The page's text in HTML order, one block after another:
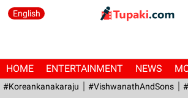
English
HOME ENTERTAINMENT NEWS
#Koreankanakaraju #VishwanathAndSons